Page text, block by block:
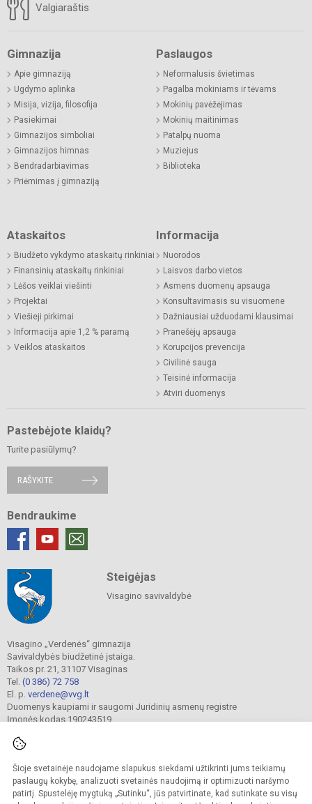
Šioje svetainėje naudojame slapukus siekdami užtikrinti jums teikiamų
paslaugų kokybę, analizuoti svetainės naudojimą ir optimizuoti naršymo
patirtį. Spustelėję mygtuką „Sutinku“, jūs patvirtinate, kad sutinkate su visų
Valgiaraštis
Gimnazija
Apie gimnaziją
Ugdymo aplinka
Misija, vizija, filosofija
Pasiekimai
Gimnazijos simboliai
Gimnazijos himnas
Bendradarbiavimas
Priėmimas į gimnaziją
Paslaugos
Neformalusis švietimas
Pagalba mokiniams ir tėvams
Mokinių pavėžėjimas
Mokinių maitinimas
Patalpų nuoma
Muziejus
Biblioteka
Ataskaitos
Biudžeto vykdymo ataskaitų rinkiniai
Finansinių ataskaitų rinkiniai
Lėšos veiklai viešinti
Projektai
Viešieji pirkimai
Informacija apie 1,2 % paramą
Veiklos ataskaitos
Informacija
Nuorodos
Laisvos darbo vietos
Asmens duomenų apsauga
Konsultavimasis su visuomene
Dažniausiai užduodami klausimai
Pranešėjų apsauga
Korupcijos prevencija
Civilinė sauga
Teisinė informacija
Atviri duomenys
Pastebėjote klaidų?
Turite pasiūlymų?
RAŠYKITE
Bendraukime
Steigėjas
Visagino savivaldybė
Visagino „Verdenės“ gimnazija
Savivaldybės biudžetinė įstaiga.
Taikos pr. 21, 31107 Visaginas
Tel. (0 386) 72 758
El. p. verdene@vvg.lt
Duomenys kaupiami ir saugomi Juridinių asmenų registre
Įmonės kodas 190243519
© 2022. Visagino „Verdenės“ gimnazija. Visos teisės saugomos.
Kopijuoti turinį be raštiško gimnazijos sutikimo griežtai draudžiama.
Versija neįgaliesiems Slapukų valdymas